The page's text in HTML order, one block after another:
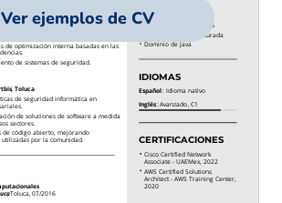
Ver ejemplos de CV